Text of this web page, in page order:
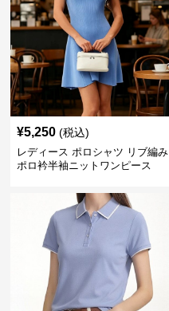
¥5,250 (税込)
レディース ポロシャツ リブ編み
ポロ衿半袖ニットワンピース